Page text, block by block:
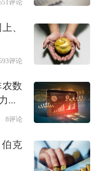
气等燃料来发
称，其电池系统
情况下提供电
较强的“燃料灵
通过与美国电力
、
甲骨文等数
评论
、
评论
数
...
8评论
伯克